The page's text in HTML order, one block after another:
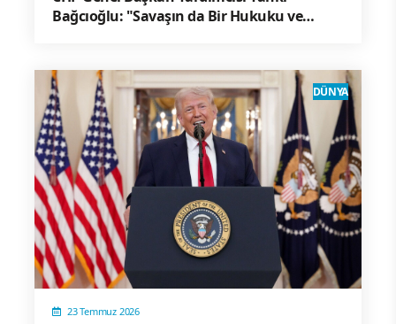
Bağcıoğlu: "Savaşın da Bir Hukuku ve
23 Temmuz 2026
DÜNYA